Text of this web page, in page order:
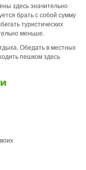
здесь значительно
брать с собой сумму
туристических
меньше.
Обедать в местных
пешком здесь